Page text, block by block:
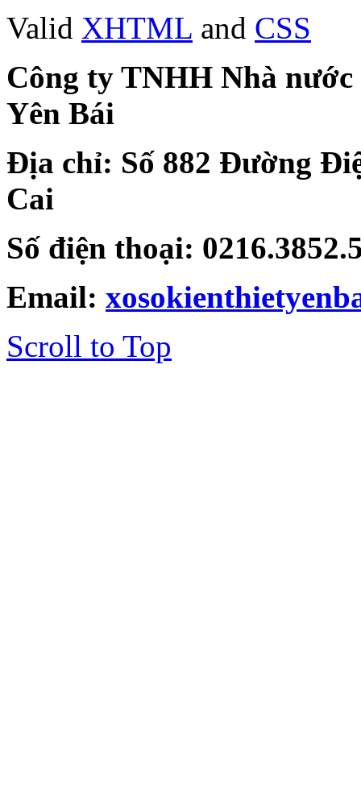
Valid XHTML and CSS
Công ty TNHH Nhà
Yên Bái
Địa chỉ: Số 882 Đường
Cai
Số điện thoại:
Email:
Scroll to Top